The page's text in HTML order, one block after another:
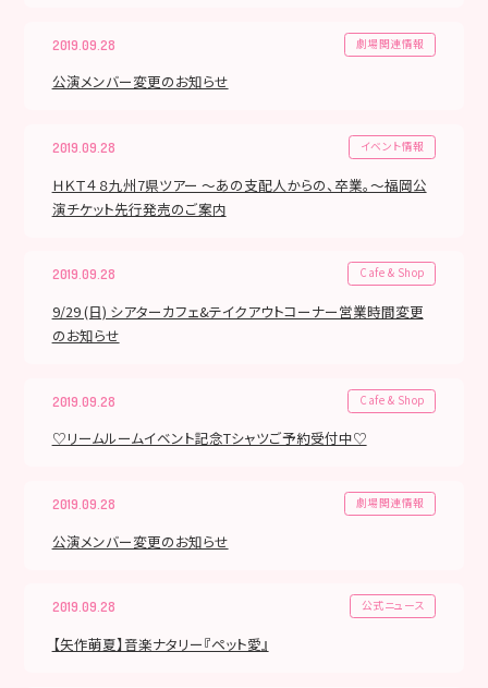
2019.09.28 劇場関連情報
公演メンバー変更のお知らせ
2019.09.28 イベント情報
ＨＫＴ４８九州7県ツアー ～あの支配人からの、卒業。～福岡公
演チケット先行発売のご案内
2019.09.28 Cafe & Shop
9/29 (日) シアターカフェ&テイクアウトコーナー営業時間変更
のお知らせ
2019.09.28 Cafe & Shop
♡リームルームイベント記念Tシャツご予約受付中♡
2019.09.28 劇場関連情報
公演メンバー変更のお知らせ
2019.09.28 公式ニュース
【矢作萌夏】音楽ナタリー『ペット愛』